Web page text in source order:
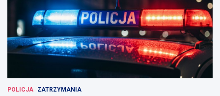
POLICJA ZATRZYMANIA